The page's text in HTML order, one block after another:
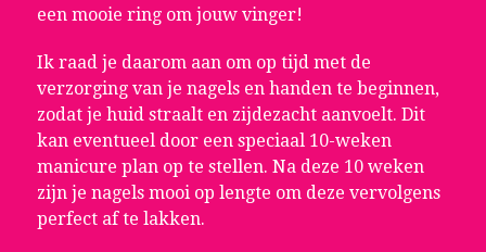
een mooie ring om jouw vinger!
Ik raad je daarom aan om op tijd met de
verzorging van je nagels en handen te beginnen,
zodat je huid straalt en zijdezacht aanvoelt. Dit
kan eventueel door een speciaal 10-weken
manicure plan op te stellen. Na deze 10 weken
zijn je nagels mooi op lengte om deze vervolgens
perfect af te lakken.